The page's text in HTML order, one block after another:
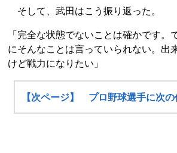
そして、武田はこう振り返った。
「完全な状態でないことは確かです。
にそんなことは言っていられない。出
けど戦力になりたい」
【次ページ】 プロ野球選手に次の